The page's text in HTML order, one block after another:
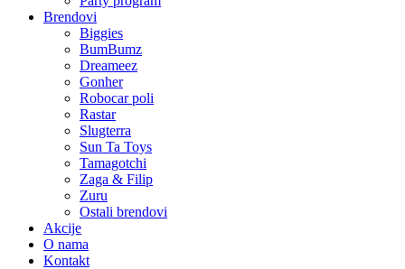
Brendovi
Biggies
BumBumz
Dreameez
Gonher
Robocar poli
Rastar
Slugterra
Sun Ta Toys
Tamagotchi
Zaga & Filip
Zuru
Ostali brendovi
Akcije
O nama
Kontakt